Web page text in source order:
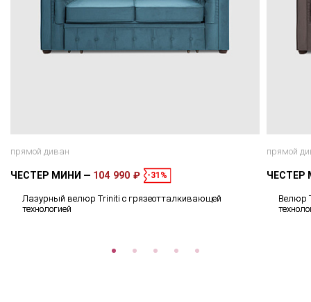
прямой диван
ЧЕСТЕР МИНИ 104 990 ₽ -31%
Лазурный велюр Triniti с грязеотталкивающей
технологией
прямой
ЧЕСТЕР
Велюр